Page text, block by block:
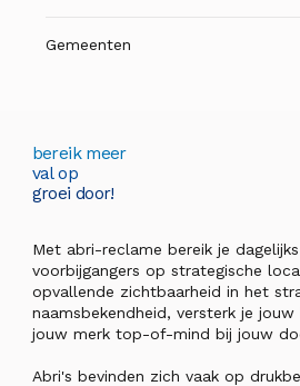
Gemeenten
bereik meer
val op
groei door!
Met abri-reclame bereik je
voorbijgangers op strategische
opvallende zichtbaarheid in het
naamsbekendheid, versterk je
jouw merk top-of-mind bij jouw
Abri's bevinden zich vaak op